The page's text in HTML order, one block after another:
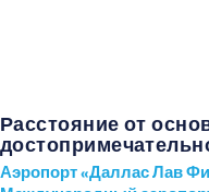
Расстояние от
Аэропорт «Даллас Лав